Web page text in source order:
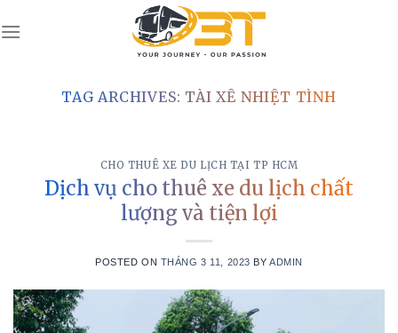
to
TAG ARCHIVES: TÀI XẾ NHIỆT TÌNH
CHO THUÊ XE DU LỊCH TẠI TP HCM
Dịch vụ cho thuê xe du lịch chất
lượng và tiện lợi
POSTED ON THÁNG 3 11, 2023 BY ADMIN